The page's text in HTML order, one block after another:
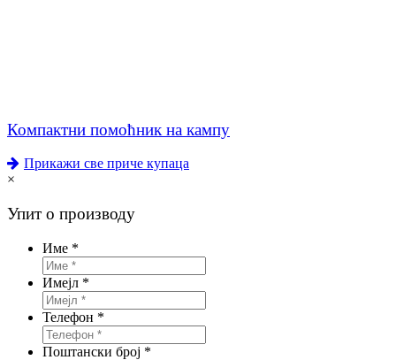
Компактни помоћник на кампу
Прикажи све приче купаца
×
Упит о производу
Име *
Имејл *
Телефон *
Поштански број *